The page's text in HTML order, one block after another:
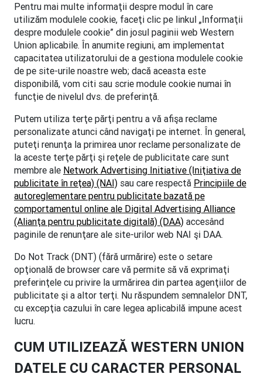
Pentru mai multe informaţii despre modul în care
utilizăm modulele cookie, faceţi clic pe linkul „Informaţii
despre modulele cookie” din josul paginii web Western
Union aplicabile. În anumite regiuni, am implementat
capacitatea utilizatorului de a gestiona modulele cookie
de pe site-urile noastre web; dacă aceasta este
disponibilă, vom citi sau scrie module cookie numai în
funcţie de nivelul dvs. de preferinţă.
Putem utiliza terţe părţi pentru a vă afişa reclame
personalizate atunci când navigaţi pe internet. În general,
puteţi renunţa la primirea unor reclame personalizate de
la aceste terţe părţi şi reţele de publicitate care sunt
membre ale Network Advertising Initiative (Iniţiativa de
publicitate în reţea) (NAI) sau care respectă Principiile de
autoreglementare pentru publicitate bazată pe
comportamentul online ale Digital Advertising Alliance
(Alianţa pentru publicitate digitală) (DAA) accesând
paginile de renunţare ale site-urilor web NAI şi DAA.
Do Not Track (DNT) (fără urmărire) este o setare
opţională de browser care vă permite să vă exprimaţi
preferinţele cu privire la urmărirea din partea agenţiilor de
publicitate şi a altor terţi. Nu răspundem semnalelor DNT,
cu excepţia cazului în care legea aplicabilă impune acest
lucru.
CUM UTILIZEAZĂ WESTERN UNION
DATELE CU CARACTER PERSONAL